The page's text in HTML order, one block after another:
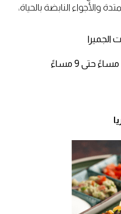
والأجواء النابضة بالحياة،